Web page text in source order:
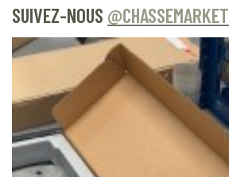
SUIVEZ-NOUS @CHASSEMARKET